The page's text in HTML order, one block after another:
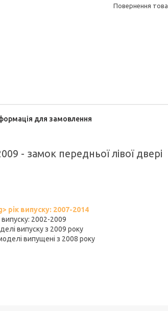
повернення
для замовлення
- замок передньої лівої двері
рік випуску: 2007-2014
випуску: 2002-2009
випуску з 2009 року
випущені з 2008 року